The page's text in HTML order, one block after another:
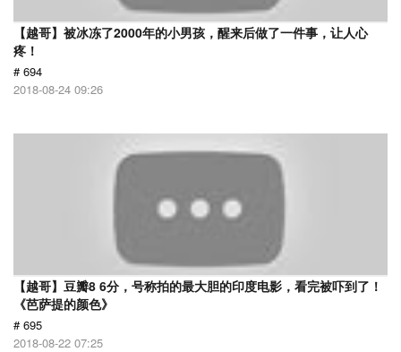
【越哥】被冰冻了2000年的小男孩，醒来后做了一件事，让人心
疼！
# 694
2018-08-24 09:26
【越哥】豆瓣8 6分，号称拍的最大胆的印度电影，看完被吓到了！
《芭萨提的颜色》
# 695
2018-08-22 07:25